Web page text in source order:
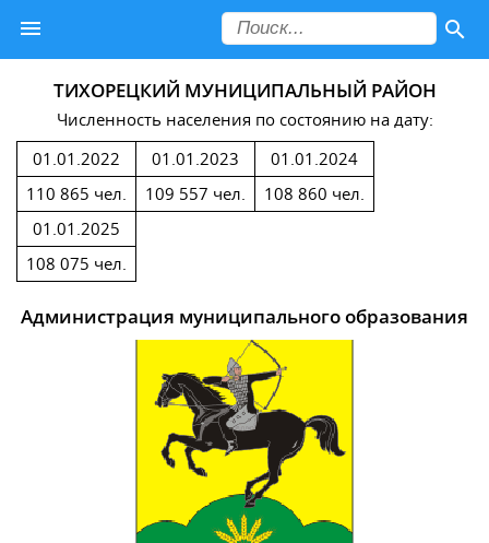
ТИХОРЕЦКИЙ МУНИЦИПАЛЬНЫЙ РАЙОН
Численность населения по состоянию на дату:
01.01.2022
110 865 чел.
01.01.2023
109 557 чел.
01.01.2024
108 860 чел.
01.01.2025
108 075 чел.
Администрация муниципального образования